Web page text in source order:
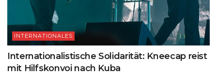
INTERNATIONALES
Internationalistische Solidarität: Kneecap reist
mit Hilfskonvoi nach Kuba